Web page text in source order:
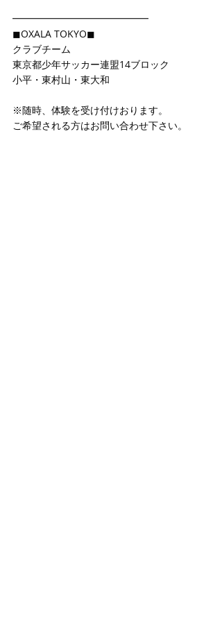
━━━━━━━━━━━━━━
◼OXALA TOKYO◼
クラブチーム
東京都少年サッカー連盟14ブロック
小平・東村山・東大和
※随時、体験を受け付けおります。
ご希望される方はお問い合わせ下さい。